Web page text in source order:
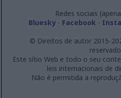
Redes sociais
Bluesky- Facebook -
© Direitos de autor 2015-
Este sítio Web e todo o seu
leis internacionais de
Não é permitida a